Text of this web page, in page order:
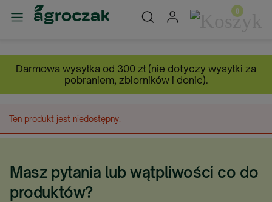
Darmowa wysyłka od 300 zł (nie dotyczy wysyłki za
pobraniem, zbiorników i donic).
Ten produkt jest niedostępny.
Masz pytania lub wątpliwości co do
produktów?